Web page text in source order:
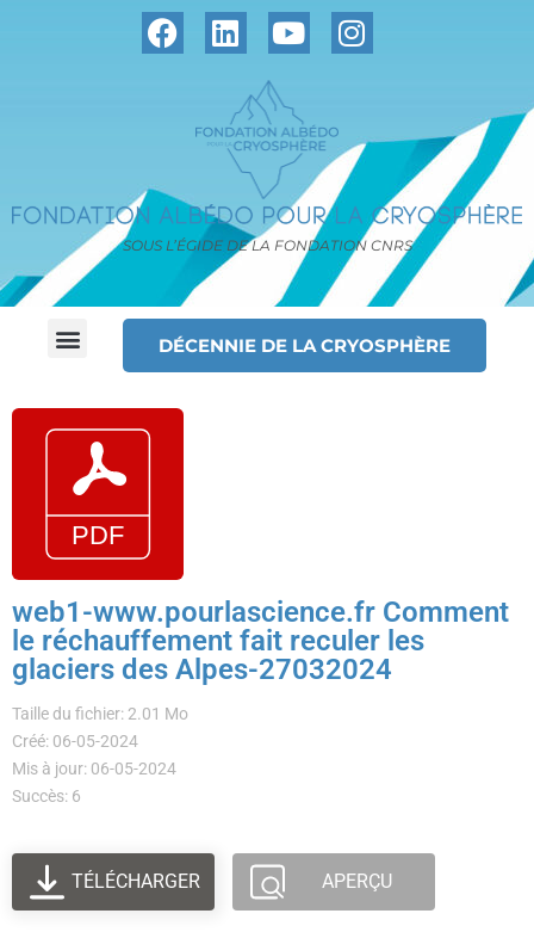
SOUS L’ÉGIDE DE LA FONDATION CNRS
DÉCENNIE DE LA CRYOSPHÈRE
web1-www.pourlascience.fr Comment
le réchauffement fait reculer les
glaciers des Alpes-27032024
Taille du fichier: 2.01 Mo
Créé: 06-05-2024
Mis à jour: 06-05-2024
Succès: 6
TÉLÉCHARGER APERÇU